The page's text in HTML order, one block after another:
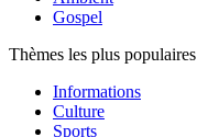
Gospel
Thèmes les plus populaires
Informations
Culture
Sports